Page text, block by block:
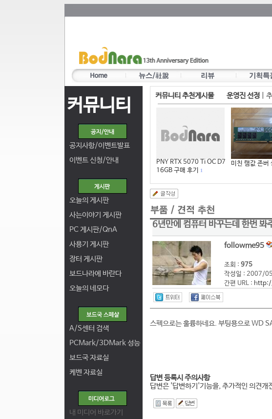
커뮤니티
공지사항/이벤트발표
이벤트 신청/안내
오늘의 게시판
사는이야기 게시판
PC 게시판/QnA
사용기 게시판
장터 게시판
보드나라에 바란다
오늘의 네모다
A/S센터 검색
PCMark/3DMark 성능
보드국 자료실
케벤 자료실
내 미디어 바로가기
커뮤니티 추천게시물 운영진 선정
PNY RTX 5070 Ti OC D7
16GB 구매 후기
1
미친 램값 존버
6년만에 컴퓨터 바꾸는데 한번 봐
followme95
조회 : 975
작성일 : 2007/
간편 URL :
스펙으로는 훌륭하네요. 부팅용으로 WD
답변 등록시 주의사항
답변은 '답변하기'기능을, 추가적인 의견개